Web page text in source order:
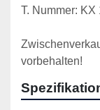
T. Nummer: KX
vorbehalten!